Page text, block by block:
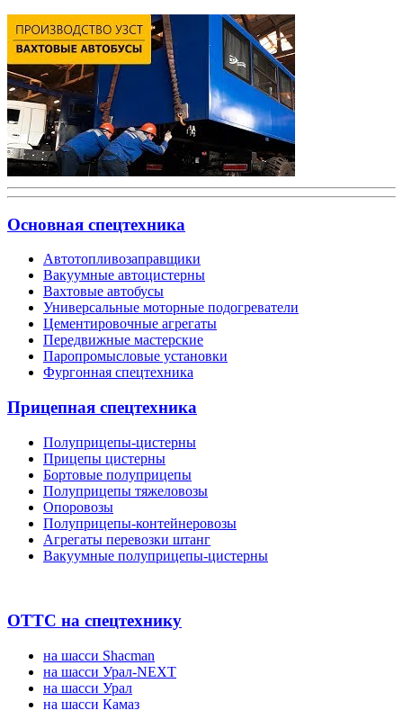
Основная спецтехника
Автотопливозаправщики
Вакуумные автоцистерны
Вахтовые автобусы
Универсальные моторные подогреватели
Цементировочные агрегаты
Передвижные мастерские
Паропромысловые установки
Фургонная спецтехника
Прицепная спецтехника
Полуприцепы-цистерны
Прицепы цистерны
Бортовые полуприцепы
Полуприцепы тяжеловозы
Опоровозы
Полуприцепы-контейнеровозы
Агрегаты перевозки штанг
Вакуумные полуприцепы-цистерны
ОТТС на спецтехнику
на шасси Shacman
на шасси Урал-NEXT
на шасси Урал
на шасси Камаз